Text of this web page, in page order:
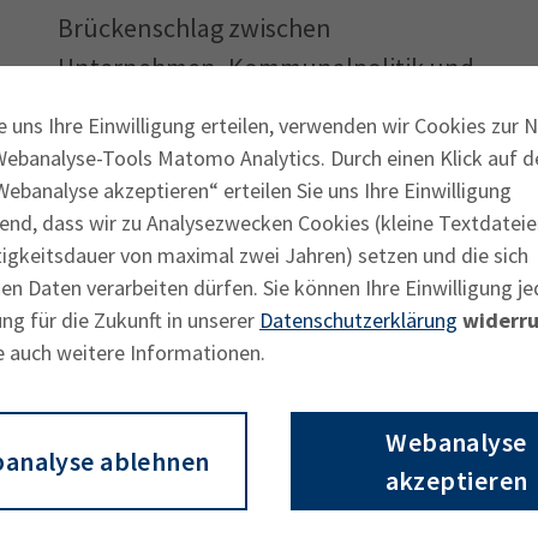
uns Ihre Einwilligung erteilen, verwenden wir Cookies zur
Tools Matomo Analytics. Durch einen Klick auf
akzeptieren“ erteilen Sie uns Ihre Einwilligung
dass wir zu Analysezwecken Cookies (kleine
von maximal zwei Jahren) setzen und die sich
Daten verarbeiten dürfen. Sie können Ihre Einwilligung
für die Zukunft in unserer Datenschutzerklärung
auch weitere Informationen.
ablehnen
Webanalyse
akzeptieren
Brückenschlag zwischen
Unternehmen, Kommunalpolitik und
eine moderne, service- und
Verwaltungsprozesse sollen
sich die Unternehmen mehr
im Umgang mit notwendigen
wir uns aber auch, dass unsere
und Vertrauenskultur getragen
ihre Ermessensspielräume im Sinne der
können die Unternehmen bei uns im